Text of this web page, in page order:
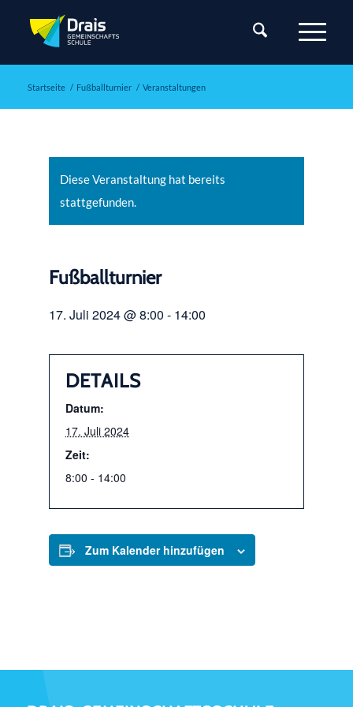
Startseite / Fußballturnier / Veranstaltungen
Diese Veranstaltung hat bereits
stattgefunden.
Fußballturnier
17. Juli 2024 @ 8:00 - 14:00
DETAILS
Datum:
17. Juli 2024
Zeit:
8:00 - 14:00
Zum Kalender hinzufügen